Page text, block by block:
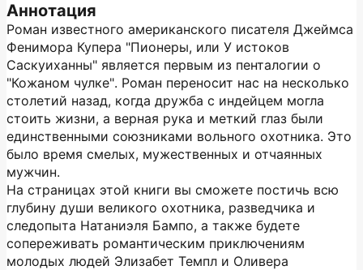
Аннотация
Роман известного американского писателя Джеймса
Фенимора Купера "Пионеры, или У истоков
Саскуиханны" является первым из пенталогии о
"Кожаном чулке". Роман переносит нас на несколько
столетий назад, когда дружба с индейцем могла
стоить жизни, а верная рука и меткий глаз были
единственными союзниками вольного охотника. Это
было время смелых, мужественных и отчаянных
мужчин.
На страницах этой книги вы сможете постичь всю
глубину души великого охотника, разведчика и
следопыта Натаниэля Бампо, а также будете
сопереживать романтическим приключениям
молодых людей Элизабет Темпл и Оливера